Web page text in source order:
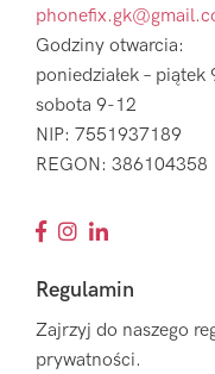
Godziny otwarcia:
poniedziałek – piątek
sobota 9-12
NIP: 7551937189
REGON: 386104358
Regulamin
Zajrzyj do naszego
prywatności.